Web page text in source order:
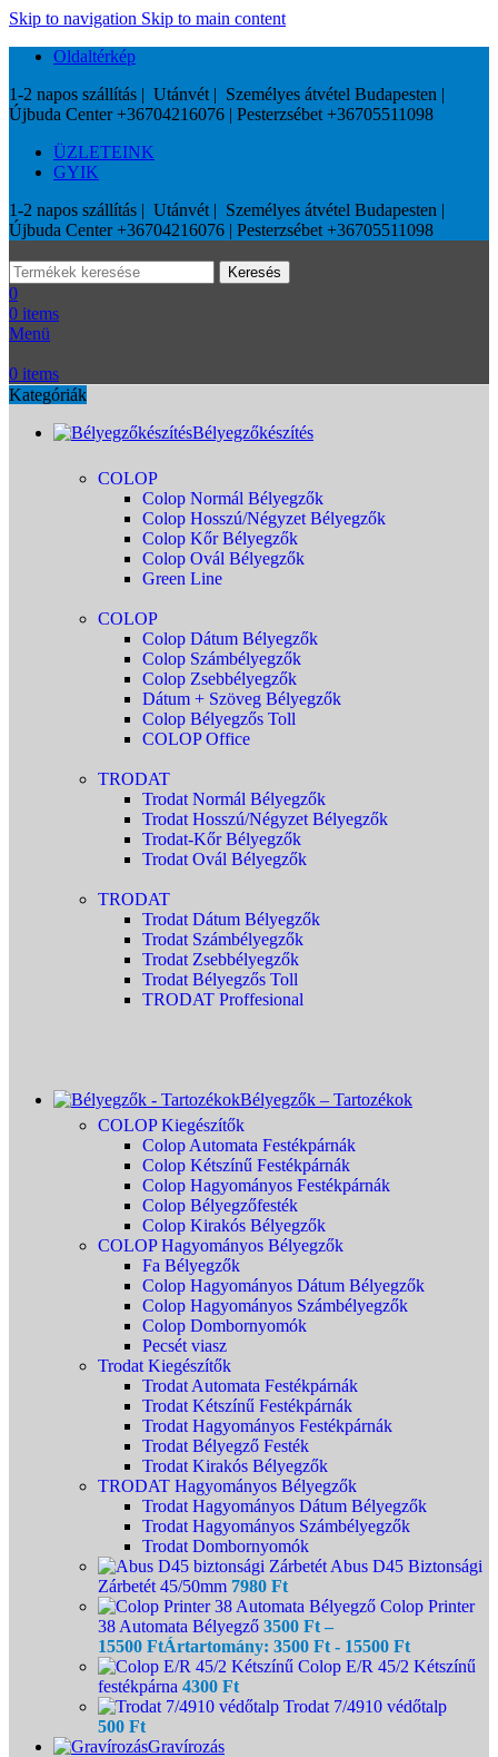
Skip to navigation Skip to main content
Oldaltérkép
1-2 napos szállítás | Utánvét | Személyes átvétel Budapesten |
Újbuda Center +36704216076 | Pesterzsébet +36705511098
ÜZLETEINK
GYIK
1-2 napos szállítás | Utánvét | Személyes átvétel Budapesten |
Újbuda Center +36704216076 | Pesterzsébet +36705511098
Keresés
0
0 items
Menü
0 items
Kategóriák
Bélyegzőkészítés
COLOP
Colop Normál Bélyegzők
Colop Hosszú/Négyzet Bélyegzők
Colop Kőr Bélyegzők
Colop Ovál Bélyegzők
Green Line
COLOP
Colop Dátum Bélyegzők
Colop Számbélyegzők
Colop Zsebbélyegzők
Dátum + Szöveg Bélyegzők
Colop Bélyegzős Toll
COLOP Office
TRODAT
Trodat Normál Bélyegzők
Trodat Hosszú/Négyzet Bélyegzők
Trodat-Kőr Bélyegzők
Trodat Ovál Bélyegzők
TRODAT
Trodat Dátum Bélyegzők
Trodat Számbélyegzők
Trodat Zsebbélyegzők
Trodat Bélyegzős Toll
TRODAT Proffesional
Bélyegzők – Tartozékok
COLOP Kiegészítők
Colop Automata Festékpárnák
Colop Kétszínű Festékpárnák
Colop Hagyományos Festékpárnák
Colop Bélyegzőfesték
Colop Kirakós Bélyegzők
COLOP Hagyományos Bélyegzők
Fa Bélyegzők
Colop Hagyományos Dátum Bélyegzők
Colop Hagyományos Számbélyegzők
Colop Dombornyomók
Pecsét viasz
Trodat Kiegészítők
Trodat Automata Festékpárnák
Trodat Kétszínű Festékpárnák
Trodat Hagyományos Festékpárnák
Trodat Bélyegző Festék
Trodat Kirakós Bélyegzők
TRODAT Hagyományos Bélyegzők
Trodat Hagyományos Dátum Bélyegzők
Trodat Hagyományos Számbélyegzők
Trodat Dombornyomók
Abus D45 Biztonsági
Zárbetét 45/50mm 7980 Ft
Colop Printer
38 Automata Bélyegző 3500 Ft –
15500 FtÁrtartomány: 3500 Ft - 15500 Ft
Colop E/R 45/2 Kétszínű
festékpárna 4300 Ft
Trodat 7/4910 védőtalp
500 Ft
Gravírozás